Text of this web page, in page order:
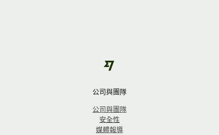
公司與團隊
公司與團隊
安全性
媒體報導